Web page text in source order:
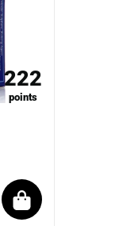
222
points